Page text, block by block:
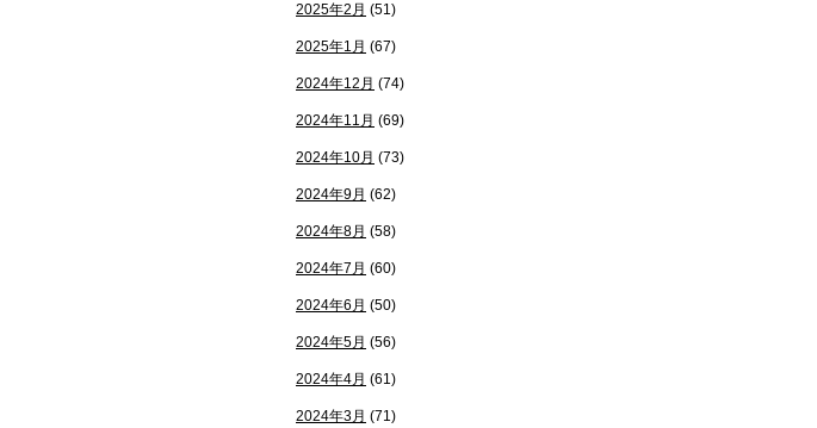
2025年2月 (51)
2025年1月 (67)
2024年12月 (74)
2024年11月 (69)
2024年10月 (73)
2024年9月 (62)
2024年8月 (58)
2024年7月 (60)
2024年6月 (50)
2024年5月 (56)
2024年4月 (61)
2024年3月 (71)